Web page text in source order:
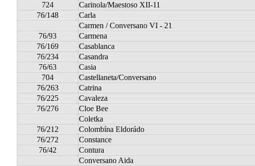
724
Carinola/Maestoso XII-11
76/148
Carla
Carmen / Conversano VI - 21
76/93
Carmena
76/169
Casablanca
76/234
Casandra
76/63
Casia
704
Castellaneta/Conversano
76/263
Catrina
76/225
Cavaleza
76/276
Cloe Bee
Coletka
76/212
Colombína Eldorádo
76/272
Constance
76/42
Contura
Conversano Aida